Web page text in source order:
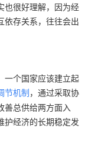
也很好理解，因为经
依存关系，往往会出
一个国家应该建立起
节机制 ，通过采取协
善总供给两方面入
护经济的长期稳定发